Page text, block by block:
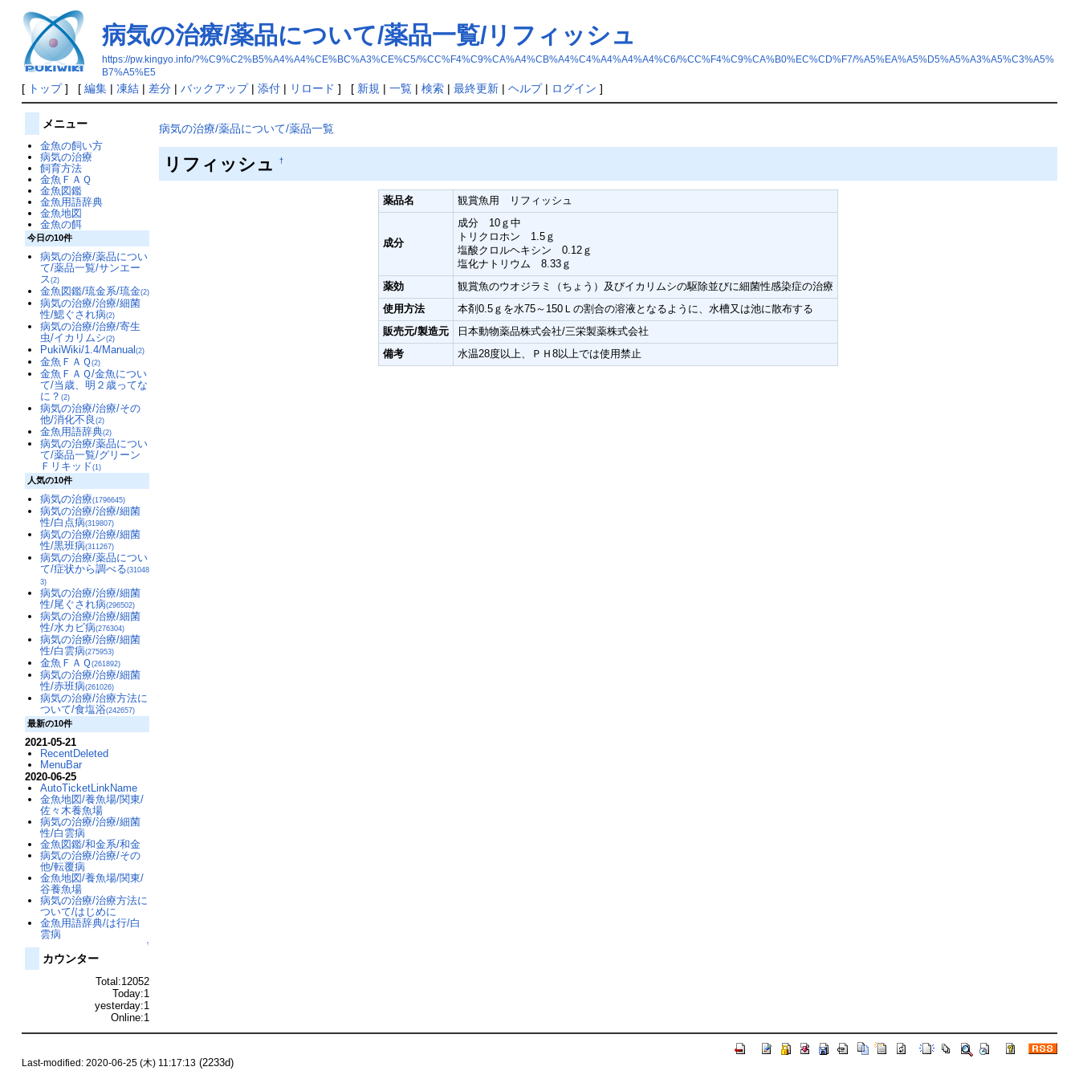
病気の治療/薬品について/薬品一覧/リフィッシュ
https://pw.kingyo.info/?%C9%C2%B5%A4%A4%CE%BC%A3%CE%C5/%CC%F4%C9%CA%A4%CB%A4%C4%A4%A4%A4%C6/%CC%F4%C9%CA%B0%EC%CD%F7/%A5%EA%A5%D5%A5%A3%A5%C3%A5%
B7%A5%E5
[ トップ] [ 編集| 凍結| 差分| バックアップ| 添付| リロード ] [ 新規 | 一覧| 検索| 最終更新| ヘルプ| ログイン ]
病気の治療/薬品について/薬品一覧
リフィッシュ†
薬品名 観賞魚用 リフィッシュ
成分
成分 10ｇ中
トリクロホン 1.5ｇ
塩酸クロルヘキシン 0.12ｇ
塩化ナトリウム 8.33ｇ
薬効
観賞魚のウオジラミ（ちょう）及びイカリムシの駆除並びに細菌性感染症の治療
使用方法
本剤0.5ｇを水75～150Ｌの割合の溶液となるように、水槽又は池に散布する
販売元/製造元
日本動物薬品株式会社/三栄製薬株式会社
備考
水温28度以上、ＰＨ8以上では使用禁止
メニュー
金魚の飼い方
病気の治療
飼育方法
金魚ＦＡＱ
金魚図鑑
金魚用語辞典
金魚地図
金魚の餌
今日の10件
病気の治療/薬品につい
て/薬品一覧/サンエー
ス(2)
金魚図鑑/琉金系/琉金(2)
病気の治療/治療/細菌
性/鰓ぐされ病(2)
病気の治療/治療/寄生
虫/イカリムシ(2)
PukiWiki/1.4/Manual(2)
金魚ＦＡＱ(2)
金魚ＦＡＱ/金魚につい
て/当歳、明２歳ってな
に？(2)
病気の治療/治療/その
他/消化不良(2)
金魚用語辞典(2)
病気の治療/薬品につい
て/薬品一覧/グリーン
Ｆリキッド(1)
人気の10件
病気の治療(1796645)
病気の治療/治療/細菌
性/白点病(319807)
病気の治療/治療/細菌
性/黒班病(311267)
病気の治療/薬品につい
て/症状から調べる(31048
3)
病気の治療/治療/細菌
性/尾ぐされ病(296502)
病気の治療/治療/細菌
性/水カビ病(276304)
病気の治療/治療/細菌
性/白雲病(275953)
金魚ＦＡＱ(261892)
病気の治療/治療/細菌
性/赤班病(261026)
病気の治療/治療方法に
ついて/食塩浴(242657)
最新の10件
2021-05-21
RecentDeleted
MenuBar
2020-06-25
AutoTicketLinkName
金魚地図/養魚場/関東/
佐々木養魚場
病気の治療/治療/細菌
性/白雲病
金魚図鑑/和金系/和金
病気の治療/治療/その
他/転覆病
金魚地図/養魚場/関東/
谷養魚場
病気の治療/治療方法に
ついて/はじめに
金魚用語辞典/は行/白
雲病
↑
カウンター
Total:12052
Today:1
yesterday:1
Online:1
Last-modified: 2020-06-25 (木) 11:17:13(2233d)